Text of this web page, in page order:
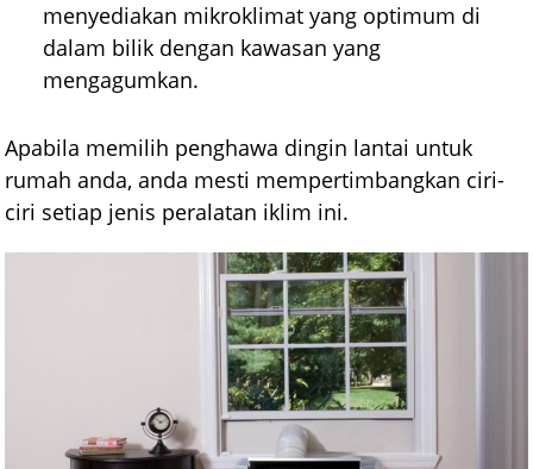
menyediakan mikroklimat yang optimum di
dalam bilik dengan kawasan yang
mengagumkan.
Apabila memilih penghawa dingin lantai untuk
rumah anda, anda mesti mempertimbangkan ciri-
ciri setiap jenis peralatan iklim ini.